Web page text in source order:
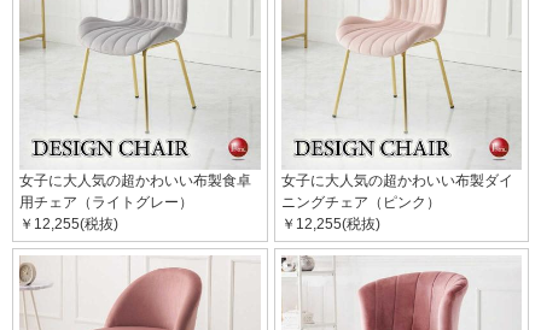
女子に大人気の超かわいい布製食卓
用チェア（ライトグレー）
￥12,255(税抜)
女子に大人気の超かわいい布製ダイ
ニングチェア（ピンク）
￥12,255(税抜)